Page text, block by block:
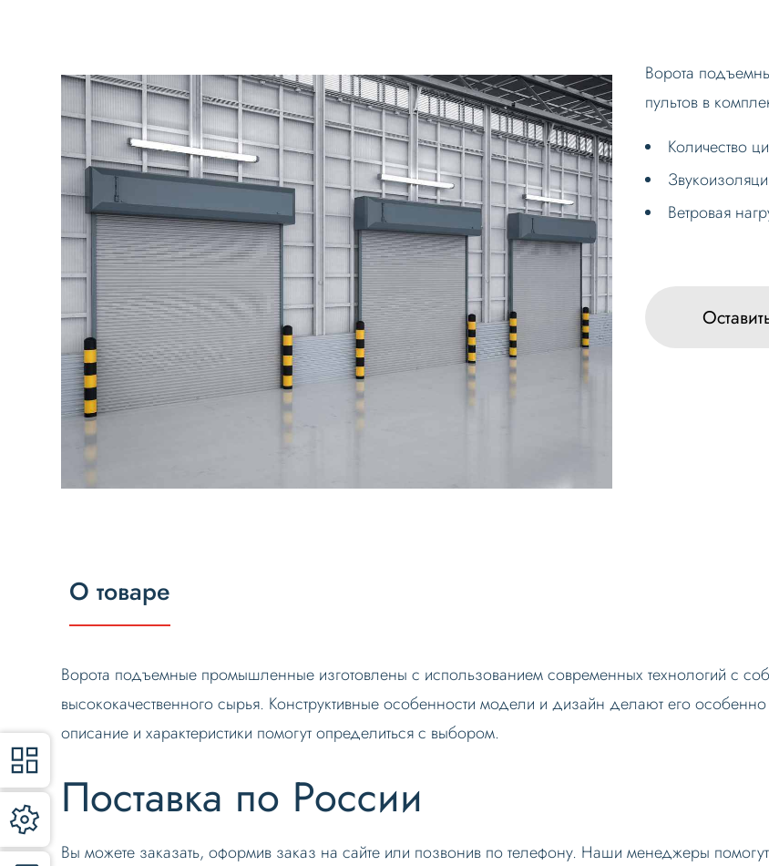
Ворота
пультов в
Количество
Ветровая
О товаре
Ворота подъемные промышленные изготовлены с использованием современных технологий с
высококачественного сырья. Конструктивные особенности модели и дизайн делают его
описание и характеристики помогут определиться с выбором.
Поставка по России
Вы можете заказать, оформив заказ на сайте или позвонив по телефону. Наши менеджеры